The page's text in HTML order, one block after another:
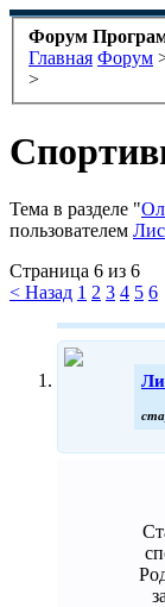
Форум
Главная Форум
>
Тема в разделе "
пользователем
Страница 6 из 6
< Назад 1 2 3 4 5 6